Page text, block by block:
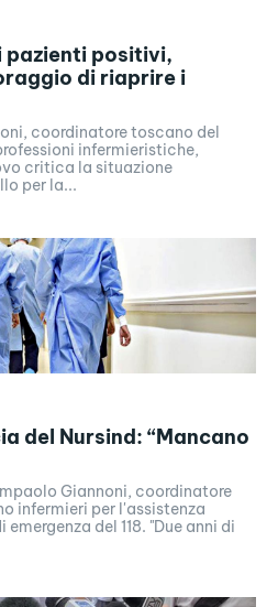
pazienti positivi,
di riaprire i
coordinatore toscano del
infermieristiche,
critica la situazione
per la...
del Nursind: “Mancano
Giannoni, coordinatore
infermieri per l'assistenza
del 118. "Due anni di